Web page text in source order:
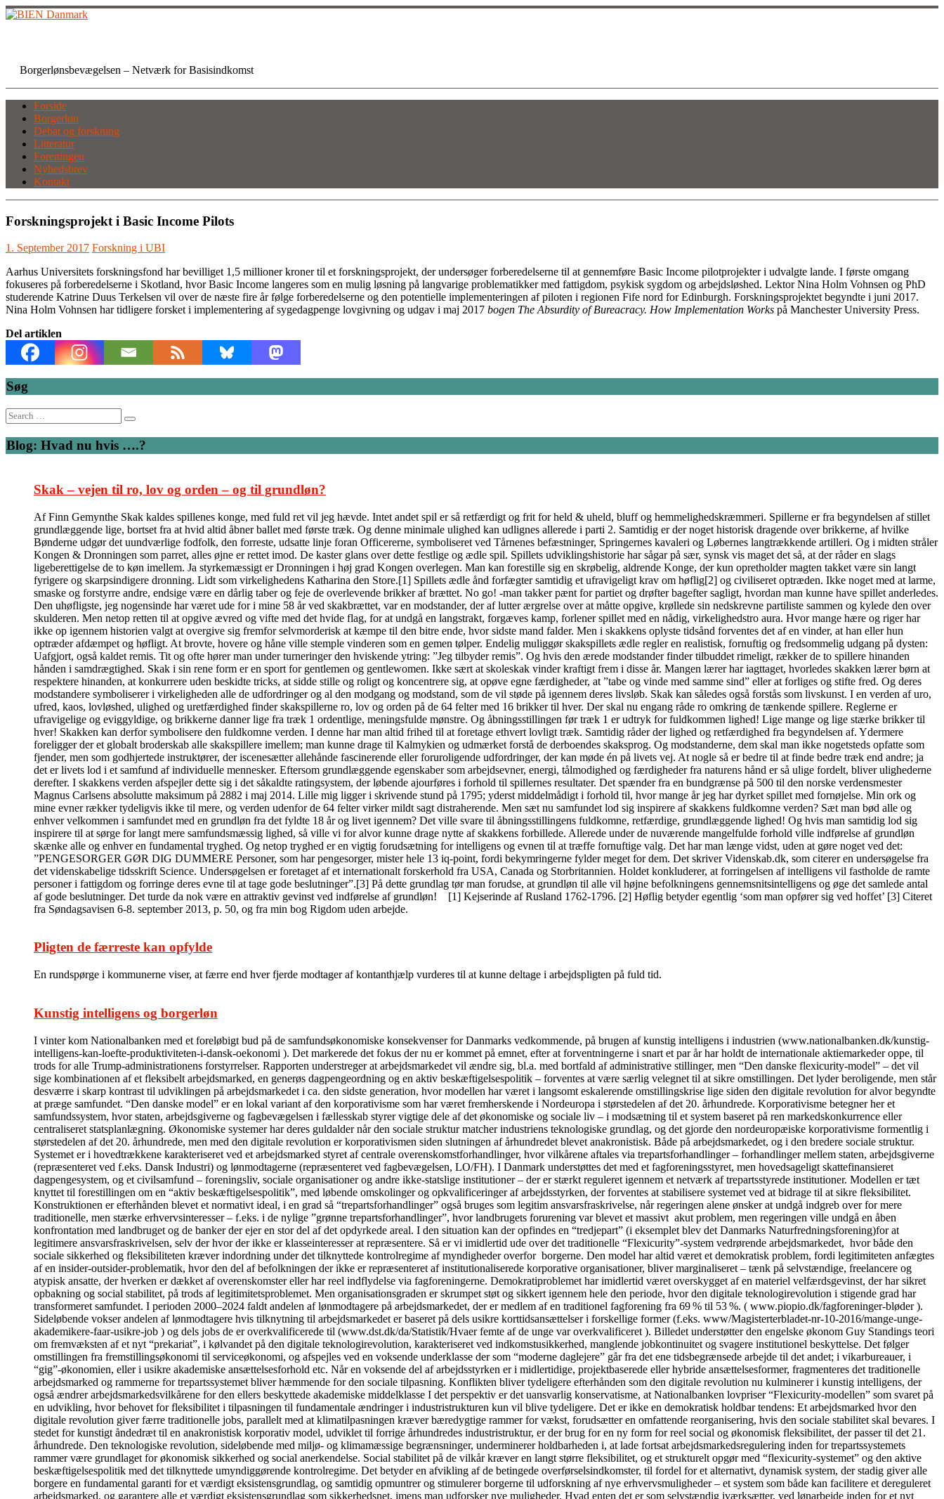
Skip
to
Borgerlønsbevægelsen – Netværk for Basisindkomst
Forside
Borgerløn
Debat og forskning
Litteratur
Foreningen
Nyhedsbrev
Kontakt
Forskningsprojekt i Basic Income Pilots
1. September 2017 Forskning i UBI
Aarhus Universitets forskningsfond har bevilliget 1,5 millioner kroner til et forskningsprojekt, der undersøger forberedelserne til at gennemføre Basic Income pilotprojekter i udvalgte lande. I første omgang
fokuseres på forberedelserne i Skotland, hvor Basic Income langeres som en mulig løsning på langvarige problematikker med fattigdom, psykisk sygdom og arbejdsløshed. Lektor Nina Holm Vohnsen og PhD
studerende Katrine Duus Terkelsen vil over de næste fire år følge forberedelserne og den potentielle implementeringen af piloten i regionen Fife nord for Edinburgh. Forskningsprojektet begyndte i juni 2017.
Nina Holm Vohnsen har tidligere forsket i implementering af sygedagpenge lovgivning og udgav i maj 2017 bogen The Absurdity of Bureacracy. How Implementation Works på Manchester University Press.
Del artiklen
Søg
Search
for:
Blog: Hvad nu hvis ….?
Skak – vejen til ro, lov og orden – og til grundløn?
Af Finn Gemynthe Skak kaldes spillenes konge, med fuld ret vil jeg hævde. Intet andet spil er så retfærdigt og frit for held & uheld, bluff og hemmelighedskræmmeri. Spillerne er fra begyndelsen af stillet
grundlæggende lige, bortset fra at hvid altid åbner ballet med første træk. Og denne minimale ulighed kan udlignes allerede i parti 2. Samtidig er der noget historisk dragende over brikkerne, af hvilke
Bønderne udgør det uundværlige fodfolk, den forreste, udsatte linje foran Officererne, symboliseret ved Tårnenes befæstninger, Springernes kavaleri og Løbernes langtrækkende artilleri. Og i midten stråler
Kongen & Dronningen som parret, alles øjne er rettet imod. De kaster glans over dette festlige og ædle spil. Spillets udviklingshistorie har sågar på sær, synsk vis maget det så, at der råder en slags
ligeberettigelse de to køn imellem. Ja styrkemæssigt er Dronningen i høj grad Kongen overlegen. Man kan forestille sig en skrøbelig, aldrende Konge, der kun opretholder magten takket være sin langt
fyrigere og skarpsindigere dronning. Lidt som virkelighedens Katharina den Store.[1] Spillets ædle ånd forfægter samtidig et ufravigeligt krav om høflig[2] og civiliseret optræden. Ikke noget med at larme,
smaske og forstyrre andre, endsige være en dårlig taber og feje de overlevende brikker af brættet. No go! -man takker pænt for partiet og drøfter bagefter sagligt, hvordan man kunne have spillet anderledes.
Den uhøfligste, jeg nogensinde har været ude for i mine 58 år ved skakbrættet, var en modstander, der af lutter ærgrelse over at måtte opgive, krøllede sin nedskrevne partiliste sammen og kylede den over
skulderen. Men netop retten til at opgive ævred og vifte med det hvide flag, for at undgå en langstrakt, forgæves kamp, forlener spillet med en nådig, virkelighedstro aura. Hvor mange hære og riger har
ikke op igennem historien valgt at overgive sig fremfor selvmorderisk at kæmpe til den bitre ende, hvor sidste mand falder. Men i skakkens oplyste tidsånd forventes det af en vinder, at han eller hun
optræder afdæmpet og høfligt. At brovte, hovere og håne ville stemple vinderen som en gemen tølper. Endelig muliggør skakspillets ædle regler en realistisk, fornuftig og fredsommelig udgang på dysten:
Uafgjort, også kaldet remis. Tit og ofte hører man under turneringer den hviskende ytring: ”Jeg tilbyder remis”. Og hvis den ærede modstander finder tilbuddet rimeligt, rækker de to spillere hinanden
hånden i samdrægtighed. Skak i sin rene form er en sport for gentlemen og gentlewomen. Ikke sært at skoleskak vinder kraftigt frem i disse år. Mangen lærer har iagttaget, hvorledes skakken lærer børn at
respektere hinanden, at konkurrere uden beskidte tricks, at sidde stille og roligt og koncentrere sig, at opøve egne færdigheder, at ”tabe og vinde med samme sind” eller at forliges og stifte fred. Og deres
modstandere symboliserer i virkeligheden alle de udfordringer og al den modgang og modstand, som de vil støde på igennem deres livsløb. Skak kan således også forstås som livskunst. I en verden af uro,
ufred, kaos, lovløshed, ulighed og uretfærdighed finder skakspillerne ro, lov og orden på de 64 felter med 16 brikker til hver. Der skal nu engang råde ro omkring de tænkende spillere. Reglerne er
ufravigelige og eviggyldige, og brikkerne danner lige fra træk 1 ordentlige, meningsfulde mønstre. Og åbningsstillingen før træk 1 er udtryk for fuldkommen lighed! Lige mange og lige stærke brikker til
hver! Skakken kan derfor symbolisere den fuldkomne verden. I denne har man altid frihed til at foretage ethvert lovligt træk. Samtidig råder der lighed og retfærdighed fra begyndelsen af. Ydermere
foreligger der et globalt broderskab alle skakspillere imellem; man kunne drage til Kalmykien og udmærket forstå de derboendes skaksprog. Og modstanderne, dem skal man ikke nogetsteds opfatte som
fjender, men som godhjertede instruktører, der iscenesætter allehånde fascinerende eller foruroligende udfordringer, der kan møde én på livets vej. At nogle så er bedre til at finde bedre træk end andre; ja
det er livets lod i et samfund af individuelle mennesker. Eftersom grundlæggende egenskaber som arbejdsevner, energi, tålmodighed og færdigheder fra naturens hånd er så ulige fordelt, bliver ulighederne
derefter. I skakkens verden afspejler dette sig i det såkaldte ratingsystem, der løbende ajourføres i forhold til spillernes resultater. Det spænder fra en bundgrænse på 500 til den norske verdensmester
Magnus Carlsens absolutte maksimum på 2882 i maj 2014. Lille mig ligger i skrivende stund på 1795; yderst middelmådigt i forhold til, hvor mange år jeg har dyrket spillet med fornøjelse. Min ork og
mine evner rækker tydeligvis ikke til mere, og verden udenfor de 64 felter virker mildt sagt distraherende. Men sæt nu samfundet lod sig inspirere af skakkens fuldkomne verden? Sæt man bød alle og
enhver velkommen i samfundet med en grundløn fra det fyldte 18 år og livet igennem? Det ville svare til åbningsstillingens fuldkomne, retfærdige, grundlæggende lighed! Og hvis man samtidig lod sig
inspirere til at sørge for langt mere samfundsmæssig lighed, så ville vi for alvor kunne drage nytte af skakkens forbillede. Allerede under de nuværende mangelfulde forhold ville indførelse af grundløn
skænke alle og enhver en fundamental tryghed. Og netop tryghed er en vigtig forudsætning for intelligens og evnen til at træffe fornuftige valg. Det har man længe vidst, uden at gøre noget ved det:
”PENGESORGER GØR DIG DUMMERE Personer, som har pengesorger, mister hele 13 iq-point, fordi bekymringerne fylder meget for dem. Det skriver Videnskab.dk, som citerer en undersøgelse fra
det videnskabelige tidsskrift Science. Undersøgelsen er foretaget af et internationalt forskerhold fra USA, Canada og Storbritannien. Holdet konkluderer, at forringelsen af intelligens vil fastholde de ramte
personer i fattigdom og forringe deres evne til at tage gode beslutninger”.[3] På dette grundlag tør man forudse, at grundløn til alle vil højne befolkningens gennemsnitsintelligens og øge det samlede antal
af gode beslutninger. Det turde da nok være en attraktiv gevinst ved indførelse af grundløn! [1] Kejserinde af Rusland 1762-1796. [2] Høflig betyder egentlig ‘som man opfører sig ved hoffet’ [3] Citeret
fra Søndagsavisen 6-8. september 2013, p. 50, og fra min bog Rigdom uden arbejde.
Pligten de færreste kan opfylde
En rundspørge i kommunerne viser, at færre end hver fjerde modtager af kontanthjælp vurderes til at kunne deltage i arbejdspligten på fuld tid.
Kunstig intelligens og borgerløn
I vinter kom Nationalbanken med et foreløbigt bud på de samfundsøkonomiske konsekvenser for Danmarks vedkommende, på brugen af kunstig intelligens i industrien (www.nationalbanken.dk/kunstig-
intelligens-kan-loefte-produktiviteten-i-dansk-oekonomi ). Det markerede det fokus der nu er kommet på emnet, efter at forventningerne i snart et par år har holdt de internationale aktiemarkeder oppe, til
trods for alle Trump-administrationens forstyrrelser. Rapporten understreger at arbejdsmarkedet vil ændre sig, bl.a. med bortfald af administrative stillinger, men “Den danske flexicurity-model” – det vil
sige kombinationen af et fleksibelt arbejdsmarked, en generøs dagpengeordning og en aktiv beskæftigelsespolitik – forventes at være særlig velegnet til at sikre omstillingen. Det lyder beroligende, men står
desværre i skarp kontrast til udviklingen på arbejdsmarkedet i ca. den sidste generation, hvor modellen har været i langsomt eskalerende omstillingskrise lige siden den digitale revolution for alvor begyndte
at præge samfundet. “Den danske model” er en lokal variant af den korporativisme som har været fremherskende i Nordeuropa i størstedelen af det 20. århundrede. Korporativisme betegner her et
samfundssystem, hvor staten, arbejdsgiverne og fagbevægelsen i fællesskab styrer vigtige dele af det økonomiske og sociale liv – i modsætning til et system baseret på ren markedskonkurrence eller
centraliseret statsplanlægning. Økonomiske systemer har deres guldalder når den sociale struktur matcher industriens teknologiske grundlag, og det gjorde den nordeuropæiske korporativisme formentlig i
størstedelen af det 20. århundrede, men med den digitale revolution er korporativismen siden slutningen af århundredet blevet anakronistisk. Både på arbejdsmarkedet, og i den bredere sociale struktur.
Systemet er i hovedtrækkene karakteriseret ved et arbejdsmarked styret af centrale overenskomstforhandlinger, hvor vilkårene aftales via trepartsforhandlinger – forhandlinger mellem staten, arbejdsgiverne
(repræsenteret ved f.eks. Dansk Industri) og lønmodtagerne (repræsenteret ved fagbevægelsen, LO/FH). I Danmark understøttes det med et fagforeningsstyret, men hovedsageligt skattefinansieret
dagpengesystem, og et civilsamfund – foreningsliv, sociale organisationer og andre ikke-statslige institutioner – der er stærkt reguleret igennem et netværk af trepartsstyrede institutioner. Modellen er tæt
knyttet til forestillingen om en “aktiv beskæftigelsespolitik”, med løbende omskolinger og opkvalificeringer af arbejdsstyrken, der forventes at stabilisere systemet ved at bidrage til at sikre fleksibilitet.
Konstruktionen er efterhånden blevet et normativt ideal, i en grad så “trepartsforhandlinger” også bruges som legitim ansvarsfraskrivelse, når regeringen alene ønsker at undgå indgreb over for mere
traditionelle, men stærke erhvervsinteresser – f.eks. i de nylige ”grønne trepartsforhandlinger”, hvor landbrugets forurening var blevet et massivt akut problem, men regeringen ville undgå en åben
konfrontation med landbruget og de banker der ejer en stor del af det opdyrkede areal. I den situation kan der opfindes en “tredjepart” (i eksemplet blev det Danmarks Naturfredningsforening)for at
legitimere ansvarsfraskrivelsen, selv der hvor der ikke er klasseinteresser at repræsentere. Så er vi imidlertid ude over det traditionelle “Flexicurity”-system vedrørende arbejdsmarkedet, hvor både den
sociale sikkerhed og fleksibiliteten kræver indordning under det tilknyttede kontrolregime af myndigheder overfor borgerne. Den model har altid været et demokratisk problem, fordi legitimiteten anfægtes
af en insider-outsider-problematik, hvor den del af befolkningen der ikke er repræsenteret af institutionaliserede korporative organisationer, bliver marginaliseret – tænk på selvstændige, freelancere og
atypisk ansatte, der hverken er dækket af overenskomster eller har reel indflydelse via fagforeningerne. Demokratiproblemet har imidlertid været overskygget af en materiel velfærdsgevinst, der har sikret
opbakning og social stabilitet, på trods af legitimitetsproblemet. Men organisationsgraden er skrumpet støt og sikkert igennem hele den periode, hvor den digitale teknologirevolution i stigende grad har
transformeret samfundet. I perioden 2000–2024 faldt andelen af lønmodtagere på arbejdsmarkedet, der er medlem af en traditionel fagforening fra 69 % til 53 %. ( www.piopio.dk/fagforeninger-bløder ).
Sideløbende vokser andelen af lønmodtagere hvis tilknytning til arbejdsmarkedet er baseret på dels usikre korttidsansættelser i forskellige former (f.eks. www/Magisterterbladet-nr-10-2016/mange-unge-
akademikere-faar-usikre-job ) og dels jobs de er overkvalificerede til (www.dst.dk/da/Statistik/Hvaer femte af de unge var overkvalificeret ). Billedet understøtter den engelske økonom Guy Standings teori
om fremvæksten af et nyt “prekariat”, i kølvandet på den digitale teknologirevolution, karakteriseret ved indkomstusikkerhed, manglende jobkontinuitet og svagere institutionel beskyttelse. Det følger
omstillingen fra fremstillingsøkonomi til serviceøkonomi, og afspejles ved en voksende underklasse der som “moderne daglejere” går fra det ene tidsbegrænsede arbejde til det andet; i vikarbureauer, i
“gig”-økonomien, eller i usikre akademiske ansættelsesforhold etc. Når en voksende del af arbejdsstyrken er i midlertidige, projektbaserede eller hybride ansættelsesformer, fragmenteres det traditionelle
arbejdsmarked og rammerne for trepartssystemet bliver hæmmende for den sociale tilpasning. Konflikten bliver tydeligere efterhånden som den digitale revolution nu kulminerer i kunstig intelligens, der
også ændrer arbejdsmarkedsvilkårene for den ellers beskyttede akademiske middelklasse I det perspektiv er det uansvarlig konservatisme, at Nationalbanken lovpriser “Flexicurity-modellen” som svaret på
en udvikling, hvor behovet for fleksibilitet i tilpasningen til fundamentale ændringer i industristrukturen kun vil blive tydeligere. Det er ikke en demokratisk holdbar tendens: Et arbejdsmarked hvor den
digitale revolution giver færre traditionelle jobs, parallelt med at klimatilpasningen kræver bæredygtige rammer for vækst, forudsætter en omfattende reorganisering, hvis den sociale stabilitet skal bevares. I
stedet for kunstigt åndedræt til en anakronistisk korporativ model, udviklet til forrige århundredes industristruktur, er der brug for en ny form for reel social og økonomisk fleksibilitet, der passer til det 21.
århundrede. Den teknologiske revolution, sideløbende med miljø- og klimamæssige begrænsninger, underminerer holdbarheden i, at lade fortsat arbejdsmarkedsregulering inden for trepartssystemets
rammer være grundlaget for økonomisk sikkerhed og social anerkendelse. Social stabilitet på de vilkår kræver en langt større fleksibilitet, og et strukturelt opgør med “flexicurity-systemet” og den aktive
beskæftigelsespolitik med det tilknyttede umyndiggørende kontrolregime. Det betyder en afvikling af de betingede overførselsindkomster, til fordel for et alternativt, dynamisk system, der stadig giver alle
borgere en fundamental garanti for et værdigt eksistensgrundlag, og samtidig opmuntrer og stimulerer borgerne til udforskning af nye erhvervsmuligheder – et system som både kan facilitere et dereguleret
arbejdsmarked, og garantere alle et værdigt eksistensgrundlag som sikkerhedsnet, imens man udforsker nye muligheder. Hvad enten det er som selvstændig iværksætter, ved lønarbejde inden for et nyt